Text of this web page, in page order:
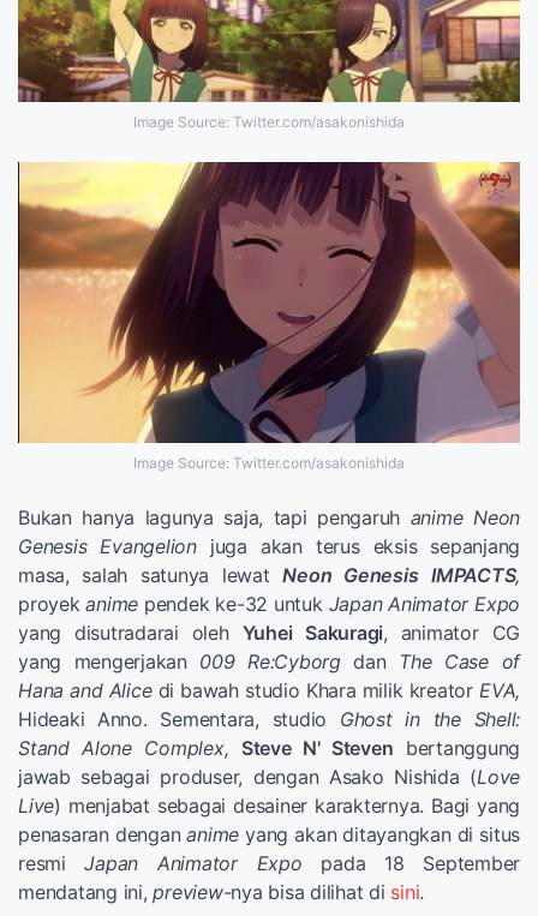
Image Source: Twitter.com/asakonishida
Image Source: Twitter.com/asakonishida
Bukan hanya lagunya saja, tapi pengaruh anime Neon
Genesis Evangelionjuga akan terus eksis sepanjang
masa, salah satunya lewatNeon Genesis IMPACTS,
proyekanime pendek ke-32 untuk Japan Animator Expo
yang disutradarai oleh Yuhei Sakuragi, animator CG
yang mengerjakan 009 Re:Cyborgdan The Case of
Hana and Alicedi bawah studio Khara milik kreator EVA,
Hideaki Anno. Sementara, studio Ghost in the Shell:
Stand Alone Complex, Steve N' Steven bertanggung
jawab sebagai produser, dengan Asako Nishida (Love
Live) menjabat sebagai desainer karakternya. Bagi yang
penasaran dengananime yang akan ditayangkan di situs
resmiJapan Animator Expo pada 18 September
mendatang ini,preview-nya bisa dilihat di sini.